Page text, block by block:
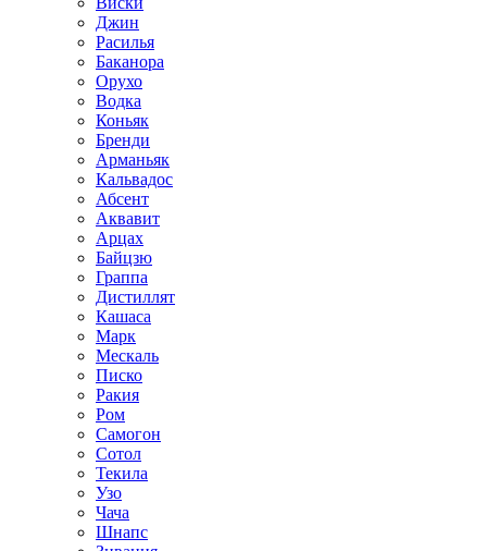
Джин
Расилья
Баканора
Орухо
Водка
Коньяк
Бренди
Арманьяк
Кальвадос
Абсент
Аквавит
Арцах
Байцзю
Граппа
Дистиллят
Кашаса
Марк
Мескаль
Писко
Ракия
Ром
Самогон
Сотол
Текила
Узо
Чача
Шнапс